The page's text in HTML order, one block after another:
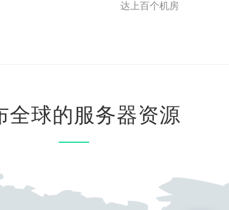
达上百个机房
全球的服务器资源